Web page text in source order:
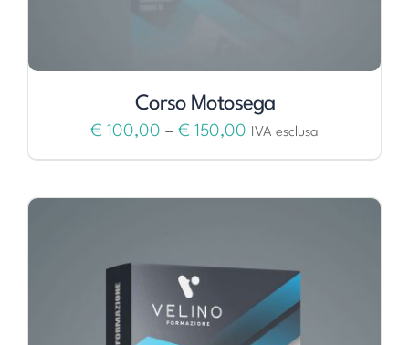
Corso Motosega
€ 100,00 – € 150,00 IVA esclusa